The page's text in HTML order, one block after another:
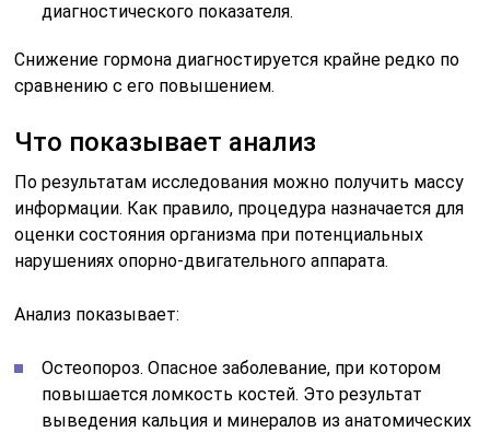
диагностического показателя.
Снижение гормона диагностируется крайне редко по
сравнению с его повышением.
Что показывает анализ
По результатам исследования можно получить массу
информации. Как правило, процедура назначается для
оценки состояния организма при потенциальных
нарушениях опорно-двигательного аппарата.
Анализ показывает:
Остеопороз. Опасное заболевание, при котором
повышается ломкость костей. Это результат
выведения кальция и минералов из анатомических